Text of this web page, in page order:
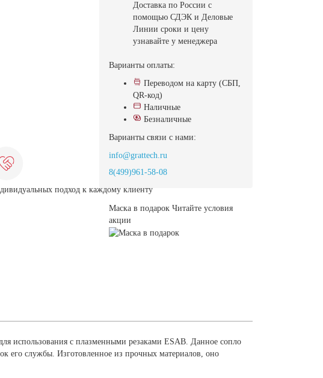
Доставка по России с
помощью СДЭК и Деловые
Линии сроки и цену
узнавайте у менеджера
Варианты оплаты:
Переводом на карту (СБП,
QR-код)
Наличные
Безналичные
Варианты связи с нами:
info@grattech.ru
8(499)961-58-08
Маска в подарок Читайте условия
акции
подход к каждому клиенту
использования с плазменными резаками ESAB. Данное сопло
его службы. Изготовленное из прочных материалов, оно